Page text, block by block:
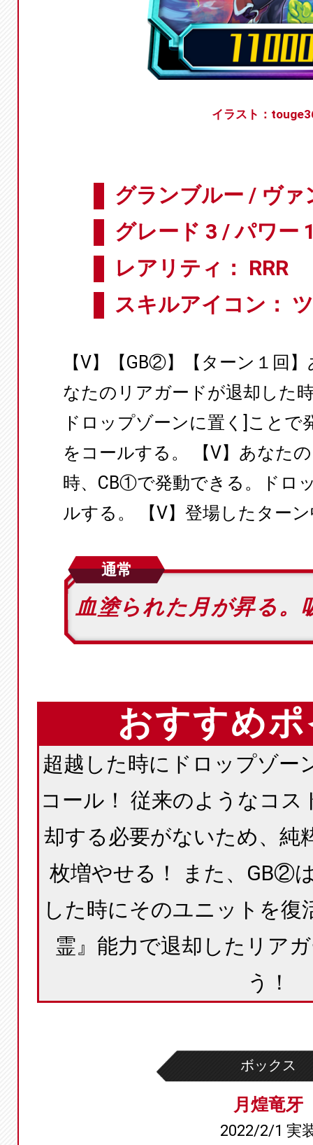
イラスト：
グランブルー / ヴァ
グレード 3 / パワー
レアリティ： RRR
スキルアイコン：
【V】【GB②】【ターン１回
なたのリアガードが退却した
ドロップゾーンに置く]ことで
をコールする。 【V】あなた
時、CB①で発動できる。ドロ
ルする。 【V】登場したター
通常
血塗られた月が昇る。
おすすめ
超越した時にドロップゾー
コール！ 従来のようなコ
却する必要がないため、純
枚増やせる！ また、GB②
した時にそのユニットを復
霊』能力で退却したリア
う！
ボックス
月煌竜牙
2022/2/1 実